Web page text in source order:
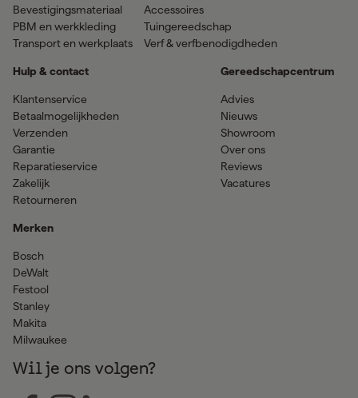
Bevestigingsmateriaal
PBM en werkkleding
Transport en werkplaats
Accessoires
Tuingereedschap
Verf & verfbenodigdheden
Hulp & contact
Klantenservice
Betaalmogelijkheden
Verzenden
Garantie
Reparatieservice
Zakelijk
Retourneren
Merken
Bosch
DeWalt
Festool
Stanley
Makita
Milwaukee
Gereedschapcentrum
Advies
Nieuws
Showroom
Over ons
Reviews
Vacatures
Wil je ons volgen?